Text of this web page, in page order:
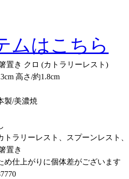
ムはこちら
置き クロ (カトラリーレスト)
高さ/約1.8cm
製/美濃焼
トラリーレスト、スプーンレスト
置き
め仕上がりに個体差がございます